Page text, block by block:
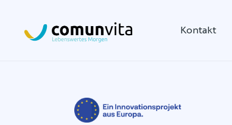
Kontakt